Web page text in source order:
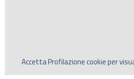
AccettaProfilazionecookie per